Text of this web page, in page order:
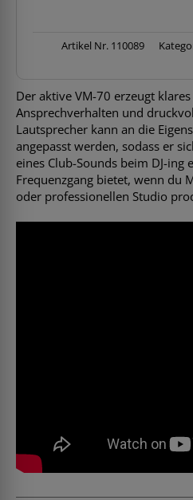
Artikel Nr. 110089
Der aktive VM-70 erzeugt
Ansprechverhalten und
Lautsprecher kann an die
angepasst werden, sodass er
eines Club-Sounds beim DJ-ing
Frequenzgang bietet, wenn du
oder professionellen Studio